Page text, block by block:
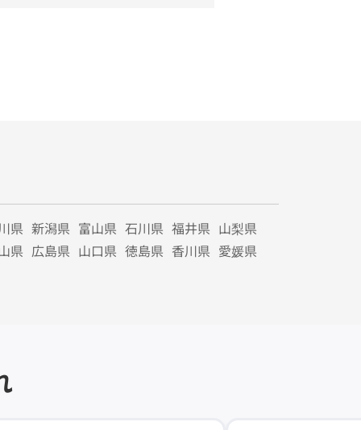
県 新潟県 富山県 石川県 福井県 山梨県
県 広島県 山口県 徳島県 香川県 愛媛県